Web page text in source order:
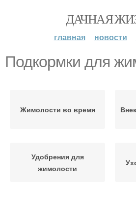
ДАЧНАЯ
главная новости
Подкормки для
Жимолости во время
Удобрения для
жимолости